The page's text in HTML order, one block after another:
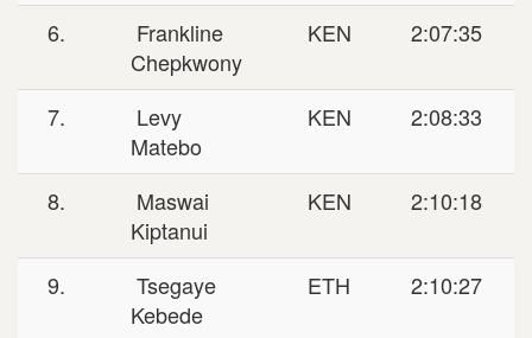
6.
Frankline
Chepkwony
KEN 2:07:35
7.
Levy
Matebo
KEN 2:08:33
8.
Maswai
Kiptanui
KEN 2:10:18
9.
Tsegaye
Kebede
ETH 2:10:27